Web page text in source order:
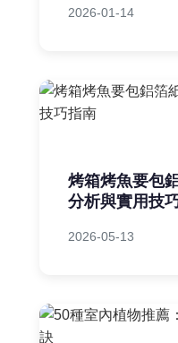
2026-01-14
烤箱烤魚要包
分析與實用技
2026-05-13